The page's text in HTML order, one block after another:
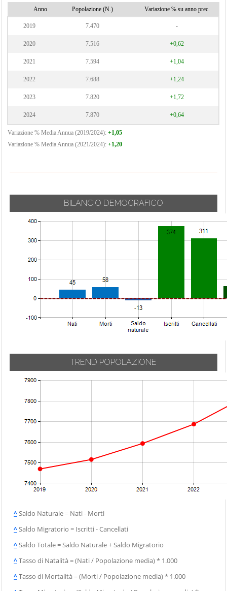
Anno Popolazione (N.) Variazione % su anno prec.
2019 7.470 -
2020 7.516 +0,62
2021 7.594 +1,04
2022 7.688 +1,24
2023 7.820 +1,72
2024 7.870 +0,64
Variazione % Media Annua (2019/2024): +1,05
Variazione % Media Annua (2021/2024): +1,20
BILANCIO DEMOGRAFICO
TREND POPOLAZIONE
^Saldo Naturale = Nati - Morti
^Saldo Migratorio = Iscritti - Cancellati
^Saldo Totale = Saldo Naturale + Saldo Migratorio
^Tasso di Natalità = (Nati / Popolazione media) * 1.000
^Tasso di Mortalità = (Morti / Popolazione media) * 1.000